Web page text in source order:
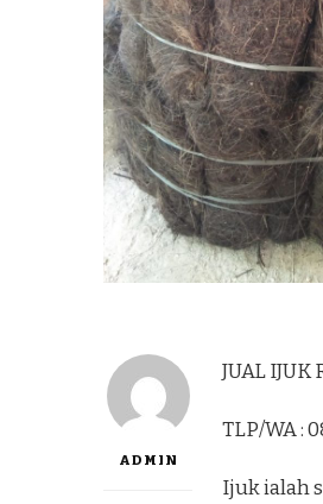
ADMIN
JUAL
TLP/WA :
Ijuk ialah